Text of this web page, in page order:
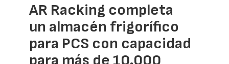
AR Racking completa
un almacén frigorífico
para PCS con capacidad
para más de 10.000